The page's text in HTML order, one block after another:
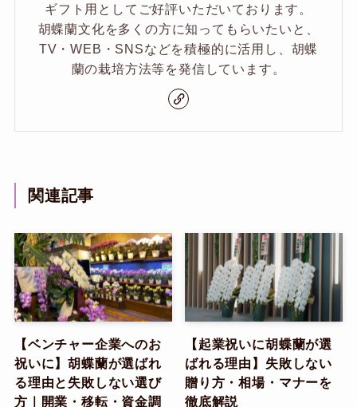
ギフト用としてご好評いただいております。
胡蝶蘭文化を多くの方に知ってもらいたいと、
TV・WEB・SNSなどを積極的に活用し、胡蝶
蘭の栽培方法等を発信しています。
関連記事
【ベンチャー企業へのお
祝いに】胡蝶蘭が選ばれ
る理由と失敗しない選び
方｜開業・移転・資金調
【起業祝いに胡蝶蘭が選
ばれる理由】失敗しない
贈り方・相場・マナーを
徹底解説